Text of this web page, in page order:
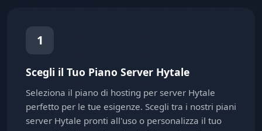
1
Scegli il Tuo Piano Server Hytale
Seleziona il piano di hosting per server Hytale
perfetto per le tue esigenze. Scegli tra i nostri piani
server Hytale pronti all'uso o personalizza il tuo